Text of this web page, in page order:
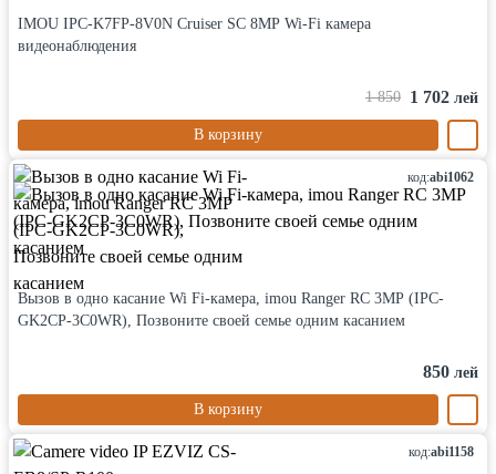
IMOU IPC-K7FP-8V0N Cruiser SC 8MP Wi-Fi камера
видеонаблюдения
1 850 1 702 лей
В корзину
код:abi1062
Вызов в одно касание Wi Fi-камера, imou Ranger RC 3MP (IPC-
GK2CP-3C0WR), Позвоните своей семье одним касанием
850 лей
В корзину
код:abi1158